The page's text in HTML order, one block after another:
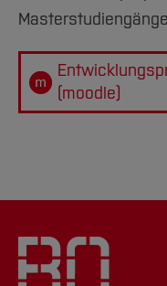
(moodle)